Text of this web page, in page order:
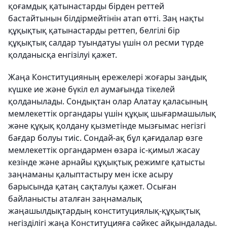
қоғамдық қатынастарды бірден реттей
бастайтынын білдірмейтінін атап өтті. Заң нақты
құқықтық қатынастарды реттеп, белгілі бір
құқықтық салдар туындатуы үшін ол ресми түрде
қолданысқа енгізілуі қажет.
Жаңа Конституцияның ережелері жоғары заңдық
күшке ие және бүкіл ел аумағында тікелей
қолданылады. Сондықтан олар Алатау қаласының
мемлекеттік органдары үшін құқық шығармашылық
және құқық қолдану қызметінде мызғымас негізгі
бағдар болуы тиіс. Сондай-ақ бұл қағидалар өзге
мемлекеттік органдармен өзара іс-қимыл жасау
кезінде және арнайы құқықтық режимге қатысты
заңнаманы қалыптастыру мен іске асыру
барысында қатаң сақталуы қажет. Осыған
байланысты аталған заңнамалық
жаңашылдықтардың конституциялық-құқықтық
негізділігі жаңа Конституцияға сәйкес айқындалады.